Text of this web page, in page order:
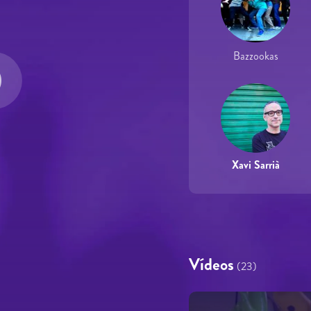
Bazzookas
Xavi Sarrià
Vídeos (23)